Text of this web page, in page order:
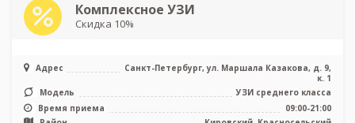
Комплексное УЗИ
Скидка 10%
Адрес
Санкт-Петербург, ул. Маршала Казакова, д. 9,
к. 1
Модель
УЗИ среднего класса
Время приема
09:00-21:00